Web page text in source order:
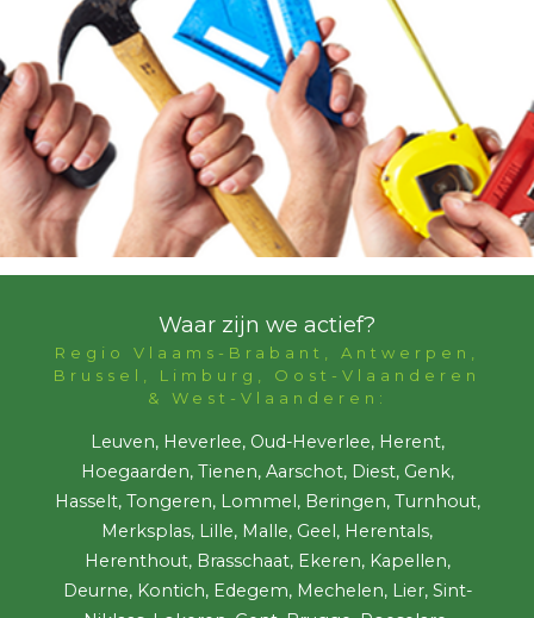
Waar zijn we actief?
Regio Vlaams-Brabant, Antwerpen,
Brussel, Limburg, Oost-Vlaanderen
& West-Vlaanderen:
Leuven, Heverlee, Oud-Heverlee, Herent,
Hoegaarden, Tienen, Aarschot, Diest, Genk,
Hasselt, Tongeren, Lommel, Beringen, Turnhout,
Merksplas, Lille, Malle, Geel, Herentals,
Herenthout, Brasschaat, Ekeren, Kapellen,
Deurne, Kontich, Edegem, Mechelen, Lier, Sint-